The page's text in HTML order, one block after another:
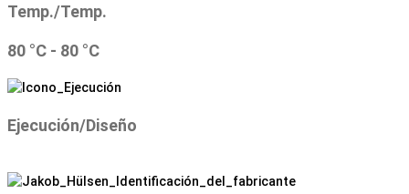
Temp./Temp.
80 °C - 80 °C
Ejecución/Diseño